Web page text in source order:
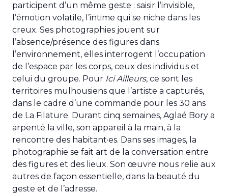
participent d’un même geste : saisir l’invisible,
l’émotion volatile, l’intime qui se niche dans les
creux. Ses photographies jouent sur
l’absence/présence des figures dans
l’environnement, elles interrogent l’occupation
de l’espace par les corps, ceux des individus et
celui du groupe. Pour Ici Ailleurs, ce sont les
territoires mulhousiens que l’artiste a capturés,
dans le cadre d’une commande pour les 30 ans
de La Filature. Durant cinq semaines, Aglaé Bory a
arpenté la ville, son appareil à la main, à la
rencontre des habitant·es. Dans ses images, la
photographie se fait art de la conversation entre
des figures et des lieux. Son œuvre nous relie aux
autres de façon essentielle, dans la beauté du
geste et de l’adresse.